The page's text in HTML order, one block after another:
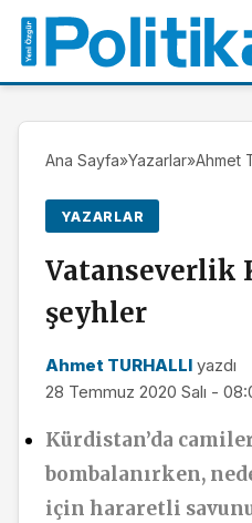
Ana Sayfa»Yazarlar»Ahmet
YAZARLAR
Vatanseverlik
şeyhler
Ahmet TURHALLI yazdı
28 Temmuz 2020 Salı -
Kürdistan’da
bombalanırken,
için hararetli